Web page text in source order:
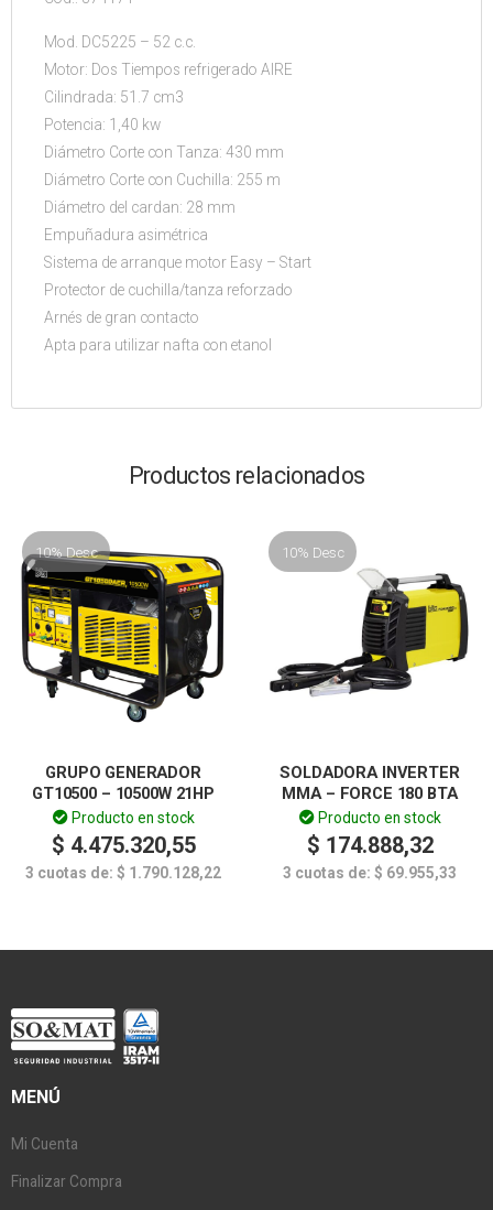
Mod. DC5225 – 52 c.c.
Motor: Dos Tiempos refrigerado AIRE
Cilindrada: 51.7 cm3
Potencia: 1,40 kw
Diámetro Corte con Tanza: 430 mm
Diámetro Corte con Cuchilla: 255 m
Diámetro del cardan: 28 mm
Empuñadura asimétrica
Sistema de arranque motor Easy – Start
Protector de cuchilla/tanza reforzado
Arnés de gran contacto
Apta para utilizar nafta con etanol
Productos relacionados
10% Desc
GRUPO GENERADOR
GT10500 – 10500W 21HP
Producto en stock
$ 4.475.320,55
3 cuotas de: $ 1.790.128,22
10% Desc
SOLDADORA INVERTER
MMA – FORCE 180 BTA
Producto en stock
$ 174.888,32
3 cuotas de: $ 69.955,33
MENÚ
Mi Cuenta
Finalizar Compra